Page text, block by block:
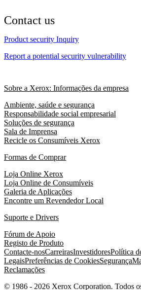
Contact us
Product security Inquiry
Report a potential security vulnerability
Sobre a Xerox: Informações da empresa
Ambiente, saúde e segurança
Responsabilidade social empresarial
Soluções de segurança
Sala de Imprensa
Recicle os Consumíveis Xerox
Formas de Comprar
Loja Online Xerox
Loja Online de Consumíveis
Galeria de Aplicações
Encontre um Revendedor Local
Suporte e Drivers
Fórum de Apoio
Registo de Produto
Contacte-nosCarreirasInvestidoresPolítica
LegaisPreferências de CookiesSegurança
Reclamações
© 1986 - 2026 Xerox Corporation. Todos